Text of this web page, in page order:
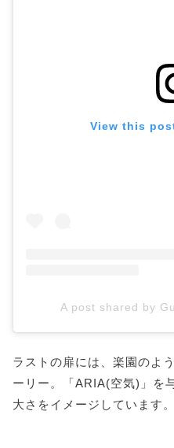
View this
A post shared by
ラストの扉には、楽園のよ
ーリー。「ARIA(空気)」を
大さをイメージしています。